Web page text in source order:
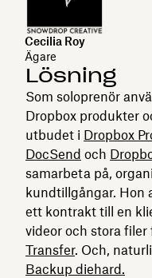
Cecilia Roy
Ägare
Lösning
Som soloprenör
Dropbox produkter
utbudet i Dropbox
DocSend och
samarbeta på,
kundtillgångar. Hon
ett kontrakt till en
videor och stora
Transfer. Och,
Backup diehard.